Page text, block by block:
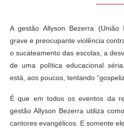
A gestão Allyson Bezerra (União
grave e preocupante violência
o sucateamento das escolas, a
de uma política educacional
está, aos poucos, tentando
É que em todos os eventos da
gestão Allyson Bezerra utiliza
cantores evangélicos. E somente